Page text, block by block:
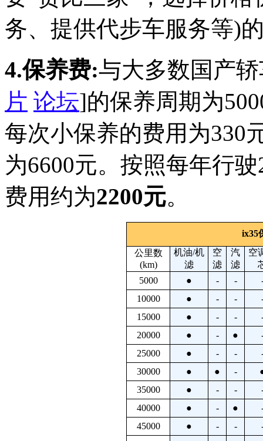
务、提供代步车服务等)
4.保养费:与大多数国产
片 论坛]的保养周期为
每次小保养的费用为330
为6600元。按照每年行
费用约为2200元。
ix35
公里数
(km)
机油/机
滤
空
滤
汽
滤
空
5000
● - -
10000
● - -
15000
● - -
20000
● - ●
25000
● - -
30000
● ● -
35000
● - -
40000
● - ●
45000
● - -